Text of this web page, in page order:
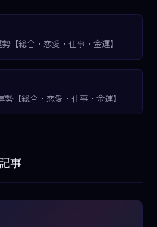
【総合・恋愛・仕事・金運】
勢【総合・恋愛・仕事・金運】
事